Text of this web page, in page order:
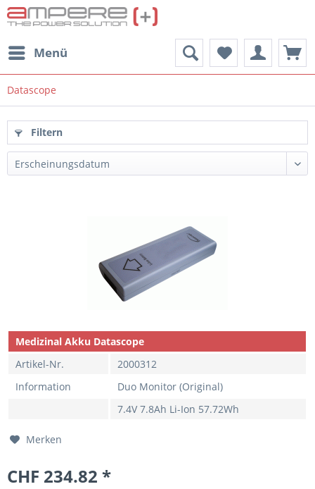
Menü
Datascope
Filtern
Medizinal Akku Datascope
Artikel-Nr.
2000312
Information
Duo Monitor (Original)
7.4V 7.8Ah Li-Ion 57.72Wh
Merken
CHF 234.82 *